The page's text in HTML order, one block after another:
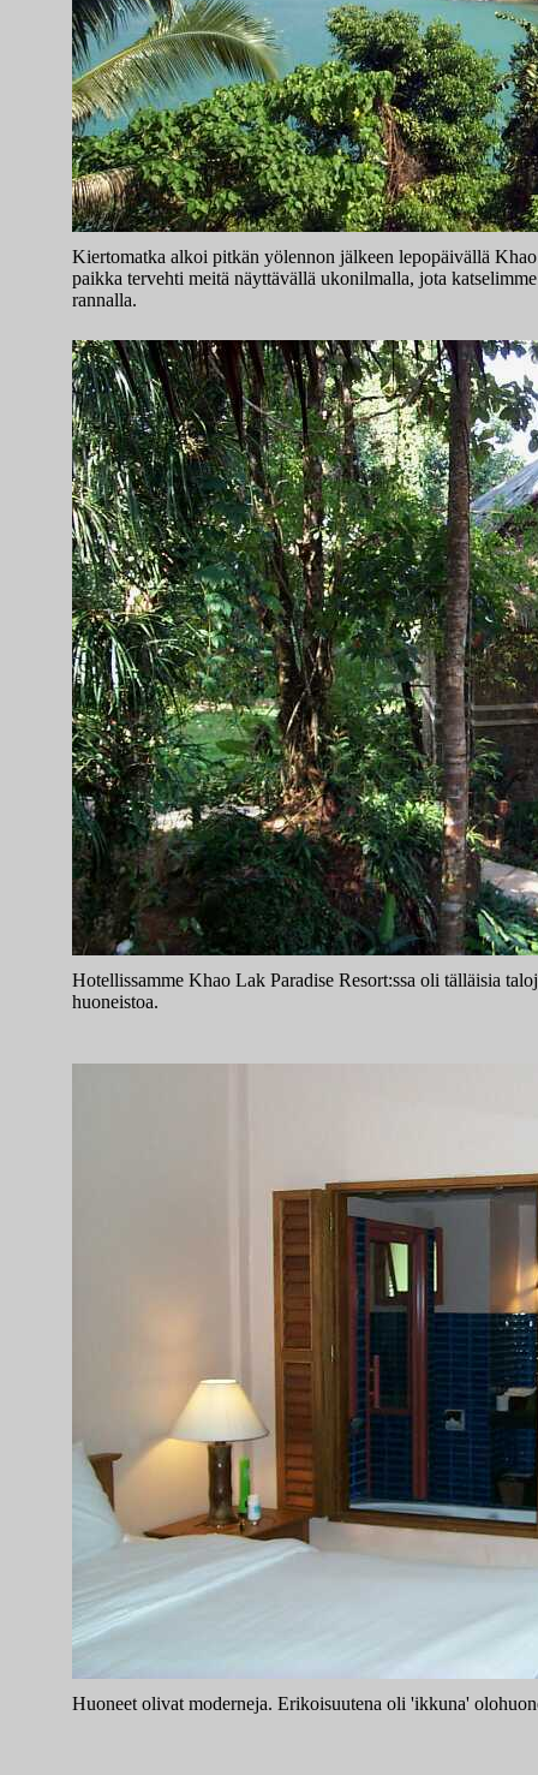
Kiertomatka alkoi pitkän yölennon jälkeen lepopäivällä
paikka tervehti meitä näyttävällä ukonilmalla, jota
rannalla.
Hotellissamme Khao Lak Paradise Resort:ssa oli tälläisia
huoneistoa.
Huoneet olivat moderneja. Erikoisuutena oli 'ikkuna'